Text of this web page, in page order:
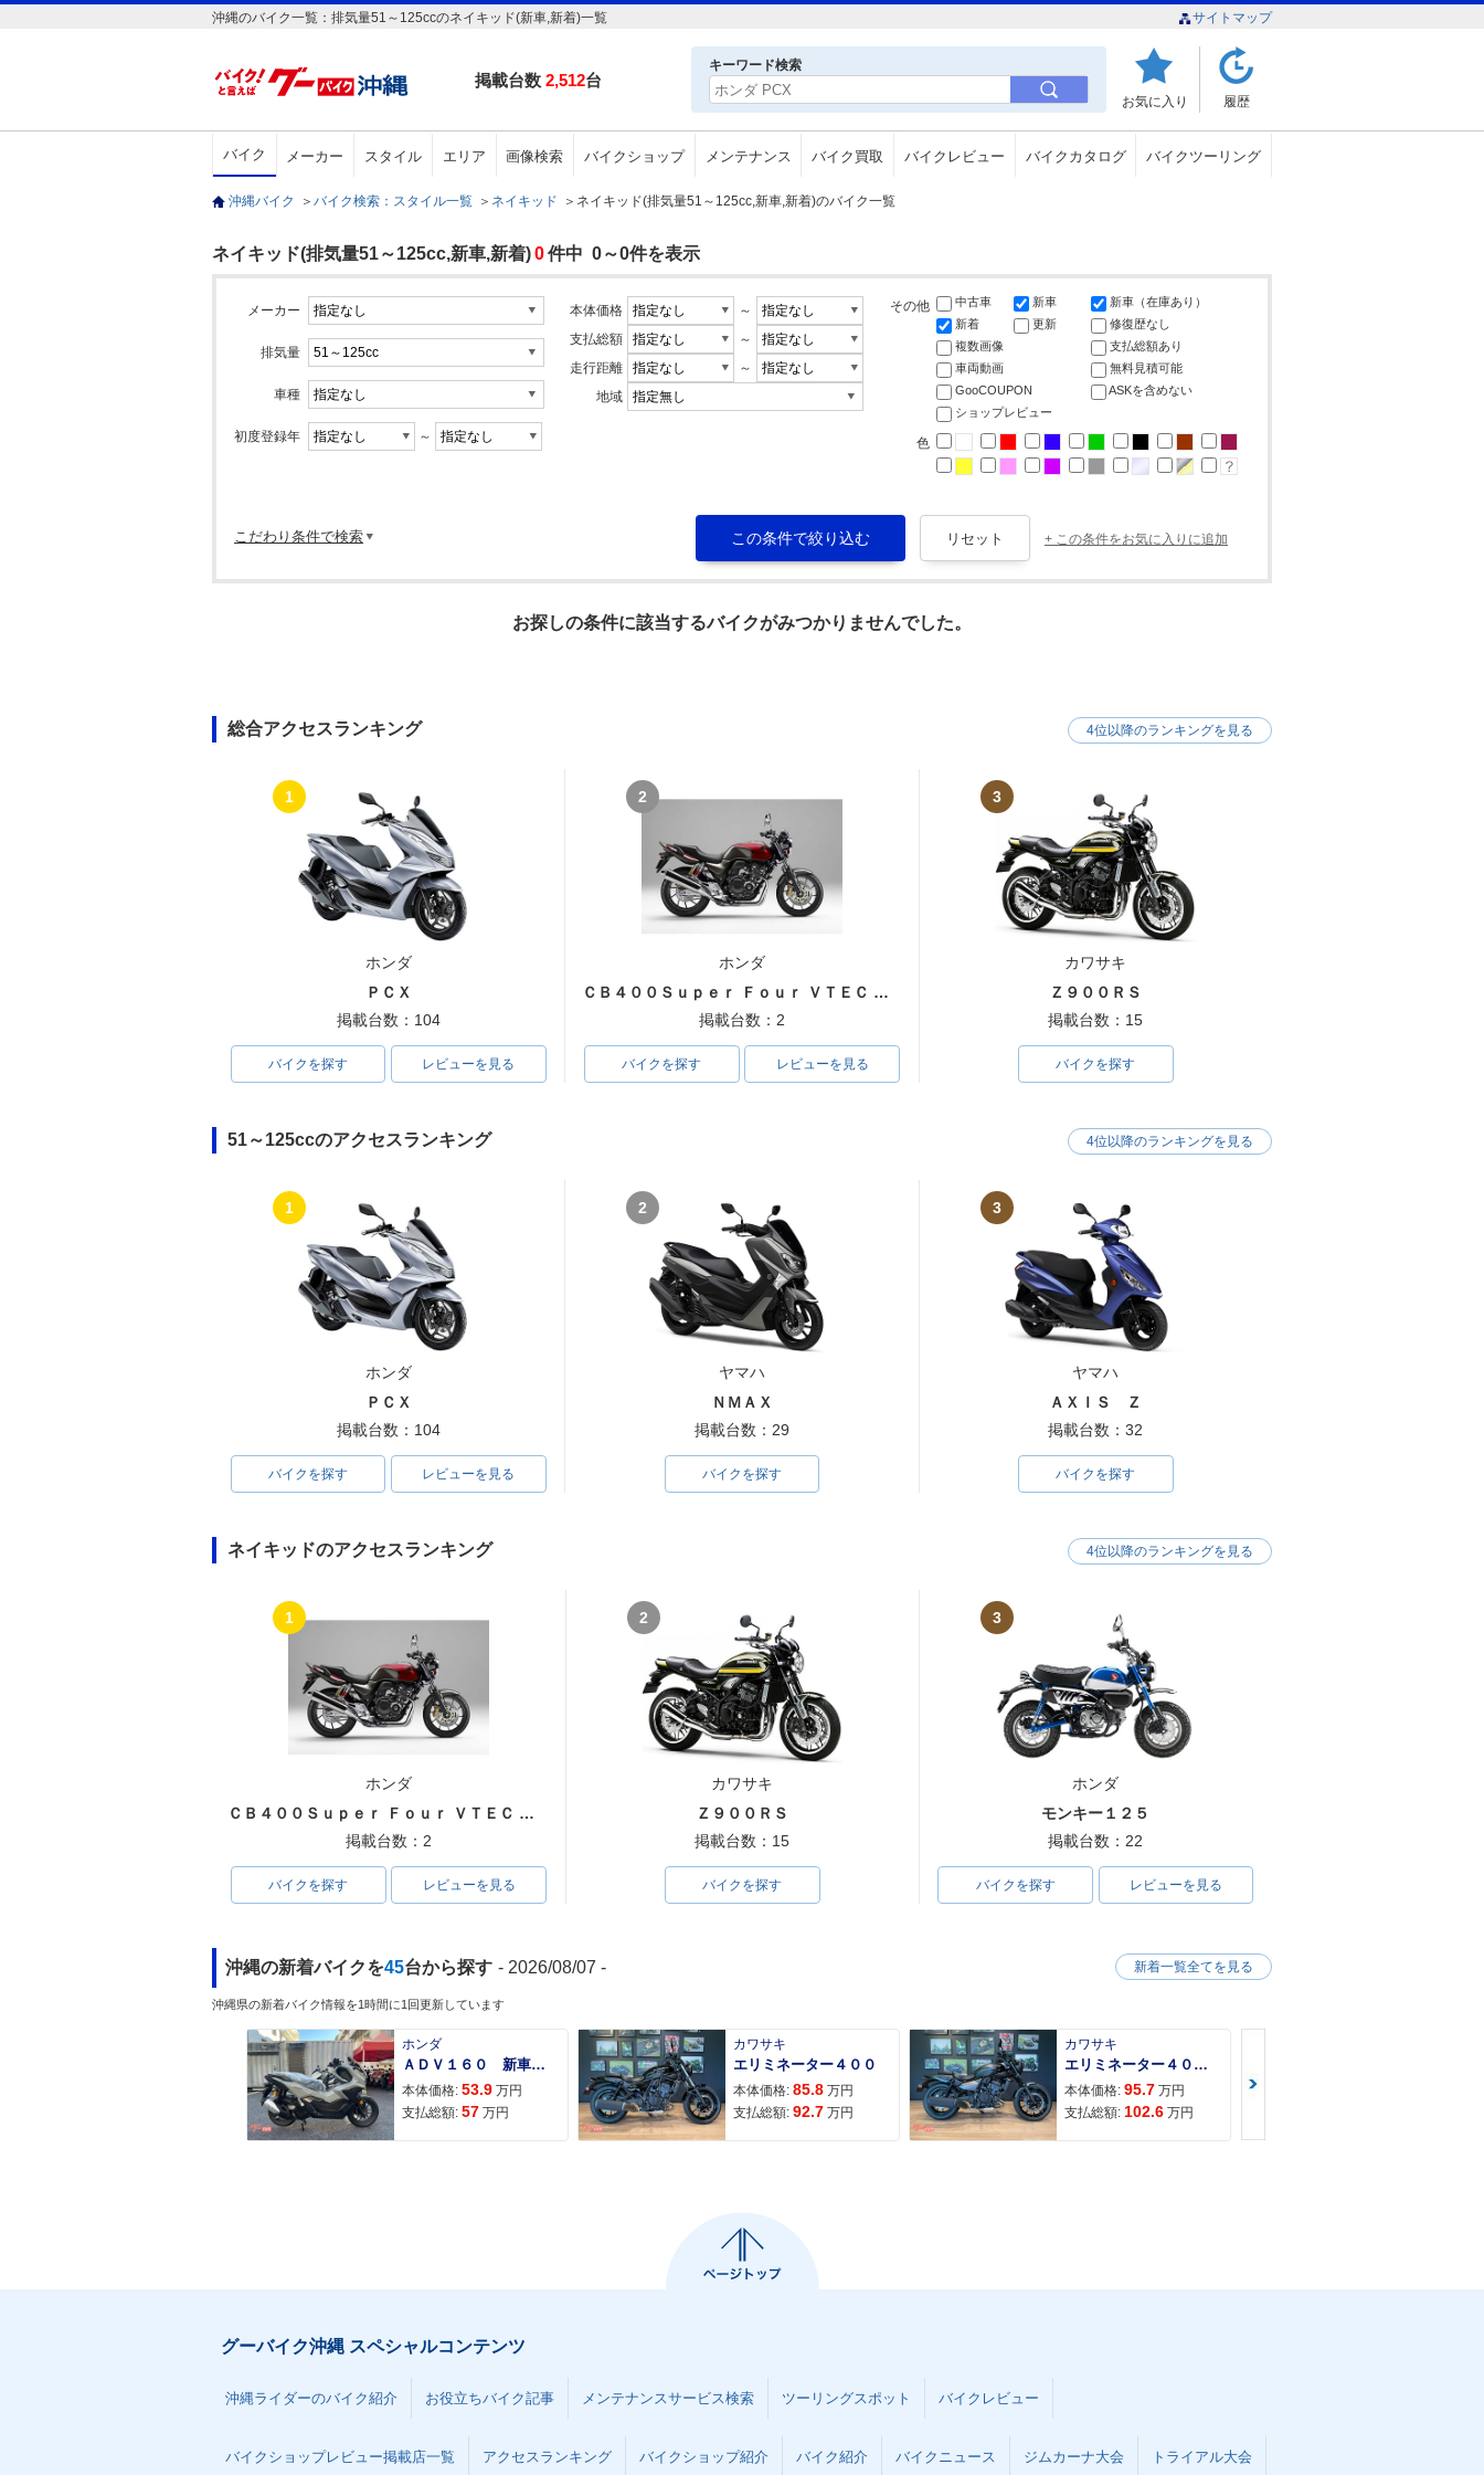
沖縄のバイク一覧：排気量51～125ccのネイキッド(新車,新着)一覧 サイトマップ
掲載台数 2,512台
キーワード検索
お気に入り 履歴
バイク メーカー スタイル エリア 画像検索 バイクショップ メンテナンス バイク買取 バイクレビュー バイクカタログ バイクツーリング
沖縄バイク ＞ バイク検索：スタイル一覧 ＞ ネイキッド ＞ ネイキッド(排気量51～125cc,新車,新着)のバイク一覧
ネイキッド(排気量51～125cc,新車,新着)0件中 0～0件を表示
メーカー
排気量
車種
初度登録年 ～
本体価格
～
支払総額
～
走行距離
～
地域
その他 中古車 新車
新車（在庫あり）
新着
更新
修復歴なし
複数画像
支払総額あり
車両動画
無料見積可能
GooCOUPON
ASKを含めない
ショップレビュー
色
こだわり条件で検索 + この条件をお気に入りに追加
お探しの条件に該当するバイクがみつかりませんでした。
総合アクセスランキング
1
ホンダ
ＰＣＸ
掲載台数：104
バイクを探す レビューを見る
2
ホンダ
ＣＢ４００Ｓｕｐｅｒ Ｆｏｕｒ ＶＴＥＣ ＳＰＥＣ３
掲載台数：2
バイクを探す レビューを見る
3
カワサキ
Ｚ９００ＲＳ
掲載台数：15
バイクを探す
4位以降のランキングを見る
51～125ccのアクセスランキング
1
ホンダ
ＰＣＸ
掲載台数：104
バイクを探す レビューを見る
2
ヤマハ
ＮＭＡＸ
掲載台数：29
バイクを探す
3
ヤマハ
ＡＸＩＳ Ｚ
掲載台数：32
バイクを探す
4位以降のランキングを見る
ネイキッドのアクセスランキング
1
ホンダ
ＣＢ４００Ｓｕｐｅｒ Ｆｏｕｒ ＶＴＥＣ ＳＰＥＣ３
掲載台数：2
バイクを探す レビューを見る
2
カワサキ
Ｚ９００ＲＳ
掲載台数：15
バイクを探す
3
ホンダ
モンキー１２５
掲載台数：22
バイクを探す レビューを見る
4位以降のランキングを見る
沖縄の新着バイクを45台から探す - 2026/08/07 -
沖縄県の新着バイク情報を1時間に1回更新しています
ホンダ
ＡＤＶ１６０ 新車 ２０２６年最新モデル パールスモーキーグレー スマートキー ２９Ｌメットイン ＵＳＢ Ｔｙｐｅ−Ｃ装備
本体価格: 53.9 万円
支払総額: 57 万円
カワサキ
エリミネーター４００
本体価格: 85.8 万円
支払総額: 92.7 万円
カワサキ
エリミネーター４００ＳＥ
本体価格: 95.7 万円
支払総額: 102.6 万円
新着一覧全てを見る
グーバイク沖縄 スペシャルコンテンツ
沖縄ライダーのバイク紹介 お役立ちバイク記事 メンテナンスサービス検索 ツーリングスポット バイクレビュー
バイクショップレビュー掲載店一覧 アクセスランキング バイクショップ紹介 バイク紹介 バイクニュース ジムカーナ大会 トライアル大会